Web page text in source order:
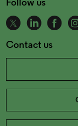
Contact us